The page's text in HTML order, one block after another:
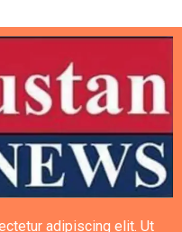
adipiscing elit. Ut